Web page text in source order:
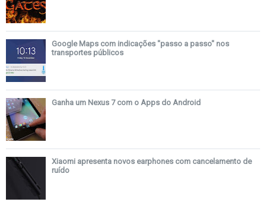
Google Maps com indicações "passo a passo" nos
transportes públicos
Ganha um Nexus 7 com o Apps do Android
Xiaomi apresenta novos earphones com cancelamento de
ruído